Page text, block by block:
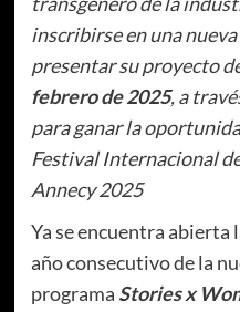
inscribirse en una
presentar su proyecto
febrero de 2025, a
para ganar la
Festival Internacional
Annecy 2025
Ya se encuentra
año consecutivo de la
programa Stories x